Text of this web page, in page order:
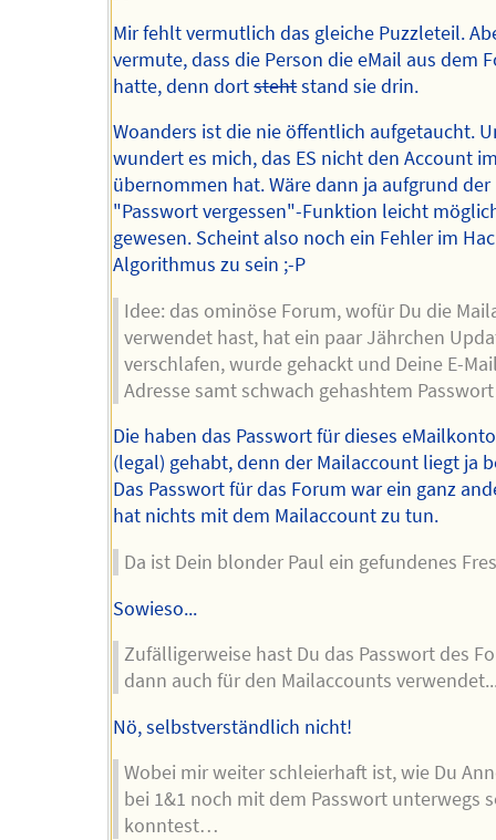
Mir fehlt vermutlich das gleiche Puzzleteil.
vermute, dass die Person die eMail aus dem
hatte, denn dortstehtstand sie drin.
Woanders ist die nie öffentlich aufgetaucht.
wundert es mich, das ES nicht den Account
übernommen hat. Wäre dann ja aufgrund der
"Passwort vergessen"-Funktion leicht
gewesen. Scheint also noch ein Fehler im
Algorithmus zu sein ;-P
Idee: das ominöse Forum, wofür Du die
verwendet hast, hat ein paar Jährchen
verschlafen, wurde gehackt und Deine E-
Adresse samt schwach gehashtem
Die haben das Passwort für dieses
(legal) gehabt, denn der Mailaccount liegt ja
Das Passwort für das Forum war ein ganz
hat nichts mit dem Mailaccount zu tun.
Da ist Dein blonder Paul ein gefundenes
Sowieso...
Zufälligerweise hast Du das Passwort des
dann auch für den Mailaccounts
Nö, selbstverständlich nicht!
Wobei mir weiter schleierhaft ist, wie Du
bei 1&1 noch mit dem Passwort unterwegs
konntest…